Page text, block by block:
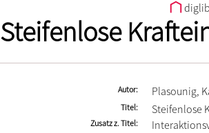
Steifenlose
Autor Plasounig,
Titel Steifenlose
Zusatz z. Titel